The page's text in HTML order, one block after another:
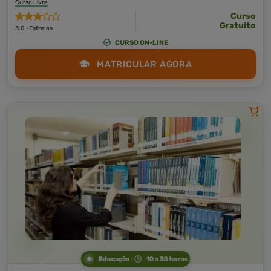
Curso Livre
3,0 · Estrelas
Curso
Gratuito
CURSO ON-LINE
MATRICULAR AGORA
Educação 10 a 30 horas